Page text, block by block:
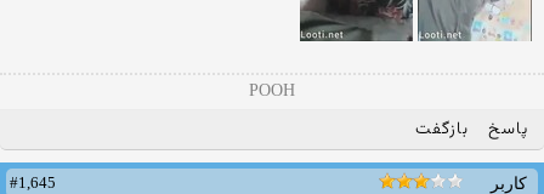
POOH
پاسخ بازگفت
کاربر
#1,645